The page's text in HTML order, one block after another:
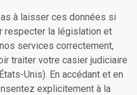
à laisser ces données si
respecter la législation et
services correctement,
traiter votre casier judiciaire
Unis). En accédant et en
explicitement à la